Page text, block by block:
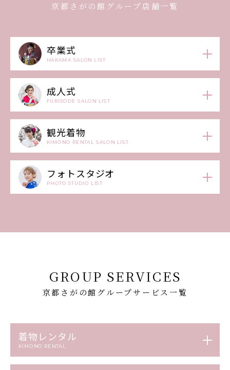
京都さがの館グループ店舗一覧
卒業式
HAKAMA SALON LIST
成人式
FURISODE SALON LIST
観光着物
KIMONO RENTAL SALON LIST
フォトスタジオ
PHOTO STUDIO LIST
GROUP SERVICES
京都さがの館グループサービス一覧
着物レンタル
KIMONO RENTAL